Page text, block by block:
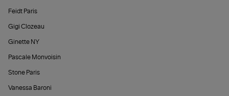
Feidt Paris
Gigi Clozeau
Ginette NY
Pascale Monvoisin
Stone Paris
Vanessa Baroni